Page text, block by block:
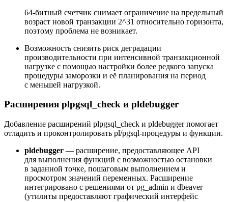
64-битный счетчик снимает ограничение на предельный
возраст новой транзакции 2^31 относительно горизонта,
поэтому проблема не возникает.
Возможность снизить риск деградации
производительности при интенсивной транзакционной
нагрузке с помощью настройки более редкого запуска
процедуры заморозки и её планирования на период
с меньшей нагрузкой.
Расширения plpgsql_check и pldebugger
Добавление расширений plpgsql_check и pldebugger помогает
отладить и проконтролировать pl/pgsql-процедуры и функции.
pldebugger — расширение, предоставляющее API
для выполнения функций с возможностью остановки
в заданной точке, пошаговым выполнением и
просмотром значений переменных. Расширение
интегрировано с решениями от pg_admin и dbeaver
(утилиты предоставляют графический интерфейс